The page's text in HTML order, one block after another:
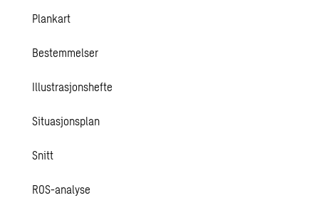
Plankart
Bestemmelser
Illustrasjonshefte
Situasjonsplan
Snitt
ROS-analyse